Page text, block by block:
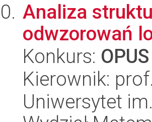
Analiza
odwzorowań
Konkurs:
Kierownik:
Uniwersytet